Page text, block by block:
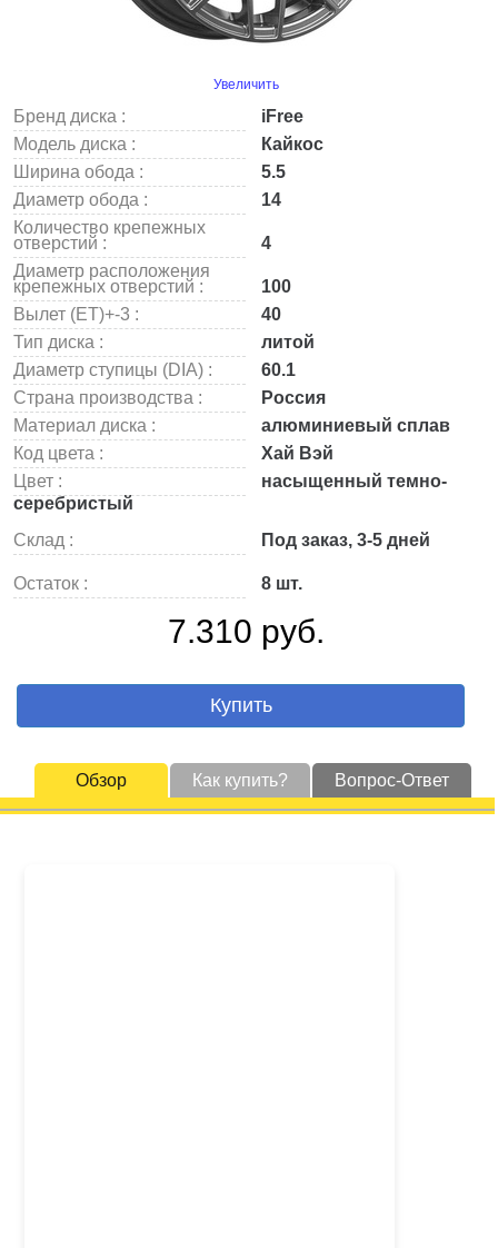
Увеличить
Бренд диска :
iFree
Модель диска :
Кайкос
Ширина обода :
5.5
Диаметр обода :
14
Количество крепежных
отверстий :
4
Диаметр расположения
крепежных отверстий :
100
Вылет (ET)+-3 :
40
Тип диска :
литой
Диаметр ступицы (DIA) :
60.1
Страна производства :
Россия
Материал диска :
алюминиевый сплав
Код цвета :
Хай Вэй
Цвет :
насыщенный темно-
серебристый
Склад :
Под заказ, 3-5 дней
Остаток : 8 шт.
7.310 руб.
Купить
Обзор Как купить? Вопрос-Ответ